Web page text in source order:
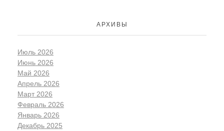
АРХИВЫ
Июль 2026
Июнь 2026
Май 2026
Апрель 2026
Март 2026
Февраль 2026
Январь 2026
Декабрь 2025